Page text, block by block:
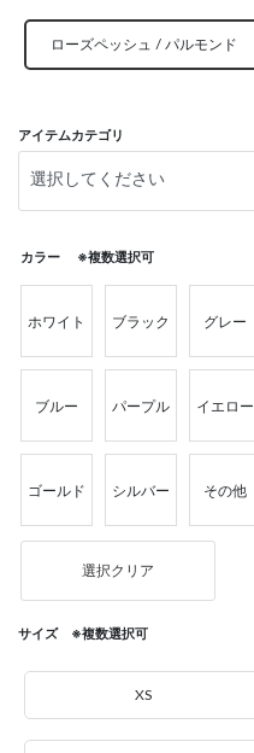
ローズペッシュ / パルモンド
アイテムカテゴリ
カラー ※複数選択可
ホワイト ブラック グレー
ブルー パープル イエロー
ゴールド シルバー その他
選択クリア
サイズ ※複数選択可
XS